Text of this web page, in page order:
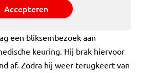
Accepteren
een bliksembezoek aan
keuring. Hij brak hiervoor
af. Zodra hij weer terugkeert van